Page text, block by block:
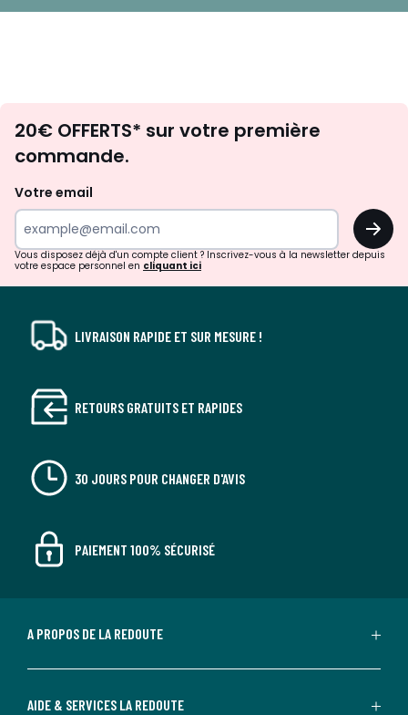
d'inspirations
surprises?
20€ OFFERTS* sur votre première
commande.
Votre email
OK
Vous disposez déjà d'un compte client ? Inscrivez-vous à la newsletter depuis
votre espace personnel en cliquant ici
LIVRAISON RAPIDE ET SUR MESURE !
RETOURS GRATUITS ET RAPIDES
30 JOURS POUR CHANGER D'AVIS
PAIEMENT 100% SÉCURISÉ
A PROPOS DE LA REDOUTE
AIDE & SERVICES LA REDOUTE